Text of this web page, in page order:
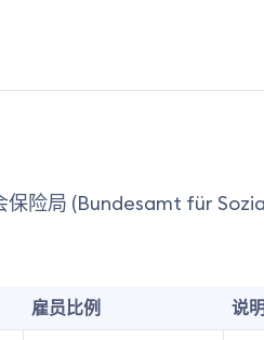
保险局 (Bundesamt für
雇员比例 说